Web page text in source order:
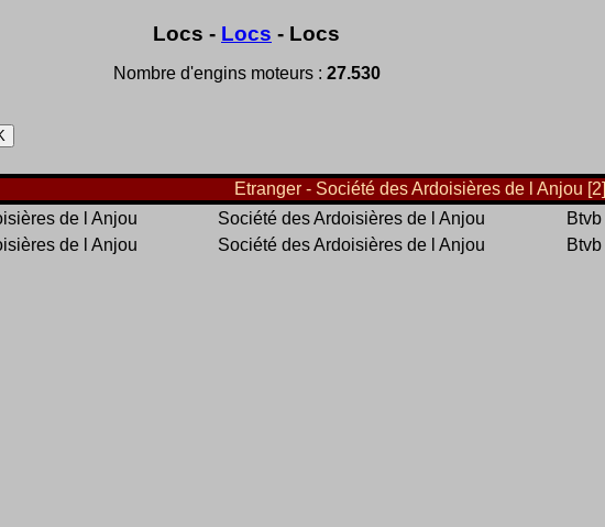
Locs - Locs - Locs
Nombre d'engins moteurs : 27.530
Etranger - Société des Ardoisières de l Anjou [2]
de l Anjou
Société des Ardoisières de l Anjou Btvb
de l Anjou
Société des Ardoisières de l Anjou Btvb